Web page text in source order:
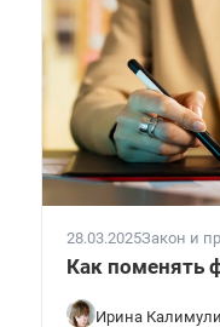
28.03.2025Закон и
Как поменять
Ирина